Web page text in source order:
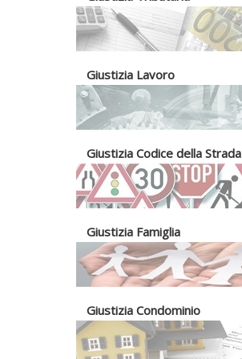
Giustizia Lavoro
Giustizia Codice della Strada
Giustizia Famiglia
Giustizia Condominio